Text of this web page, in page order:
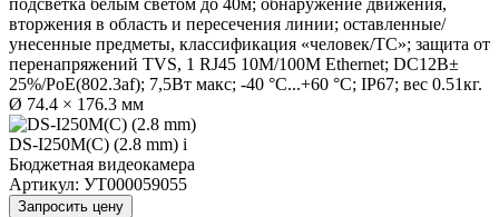
подсветка белым светом до 40м; обнаружение движения,
вторжения в область и пересечения линии; оставленные/
унесенные предметы, классификация «человек/ТС»; защита от
перенапряжений TVS, 1 RJ45 10M/100M Ethernet; DC12В±
25%/PoE(802.3af); 7,5Вт макс; -40 °C...+60 °C; IP67; вес 0.51кг.
Ø 74.4 × 176.3 мм
DS-I250M(С) (2.8 mm) i
Бюджетная видеокамера
Артикул: УТ000059055
Запросить цену